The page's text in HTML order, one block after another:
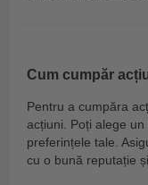
Cum cumpăr
Pentru a cumpăra
acțiuni. Poți alege
preferințele tale.
cu o bună reputație